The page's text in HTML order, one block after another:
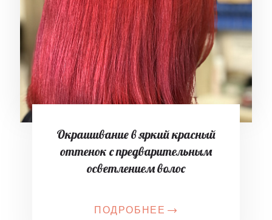
Окрашивание в яркий красный
оттенок с предварительным
осветлением волос
ПОДРОБНЕЕ